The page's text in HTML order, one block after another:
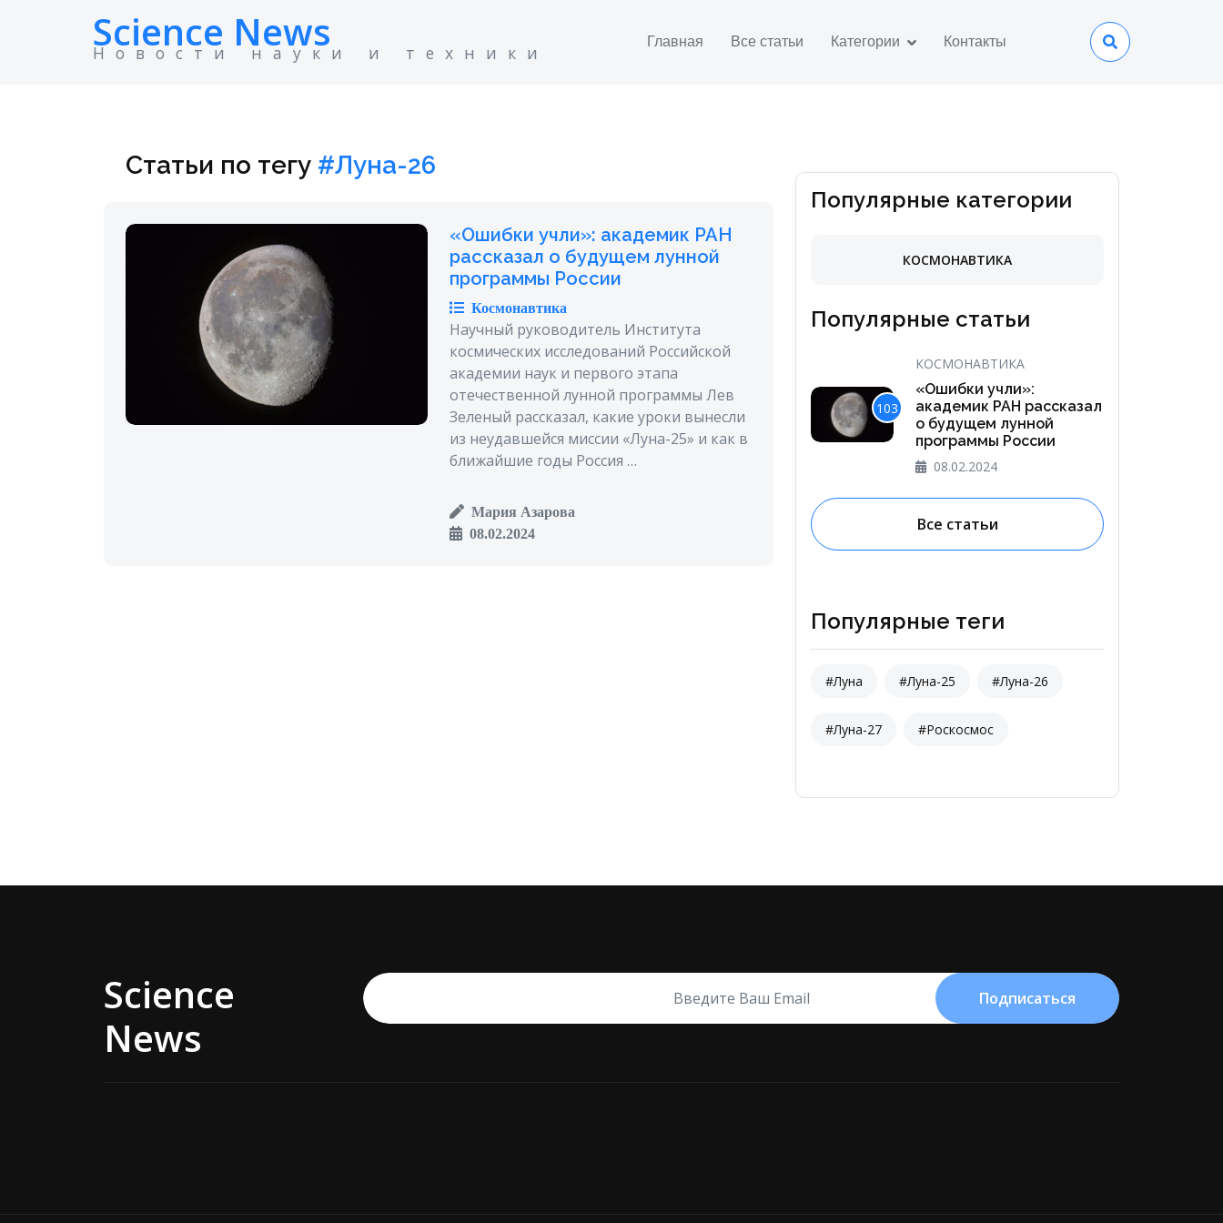
Science News
Новости науки и техники
Главная Все статьи Категории Контакты
Статьи по тегу #Луна-26
«Ошибки учли»: академик РАН
рассказал о будущем лунной
программы России
Космонавтика
Научный руководитель Института
космических исследований Российской
академии наук и первого этапа
отечественной лунной программы Лев
Зеленый рассказал, какие уроки вынесли
из неудавшейся миссии «Луна-25» и как в
ближайшие годы Россия …
Мария Азарова
08.02.2024
Популярные категории
КОСМОНАВТИКА
Популярные статьи
103
КОСМОНАВТИКА
«Ошибки учли»:
академик РАН рассказал
о будущем лунной
программы России
08.02.2024
Все статьи
Популярные теги
#Луна #Луна-25 #Луна-26
#Луна-27 #Роскосмос
Science
News
Подписаться